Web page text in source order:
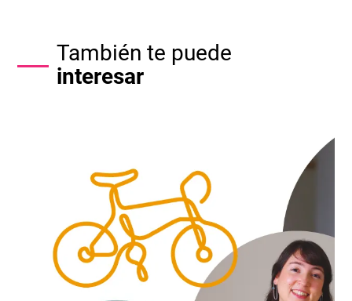
También te puede
interesar